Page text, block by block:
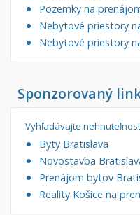
Pozemky na
Nebytové priestory
Nebytové priestory
Sponzorovaný
Vyhľadávajte
Byty Bratislava
Novostavba
Prenájom bytov
Reality Košice na